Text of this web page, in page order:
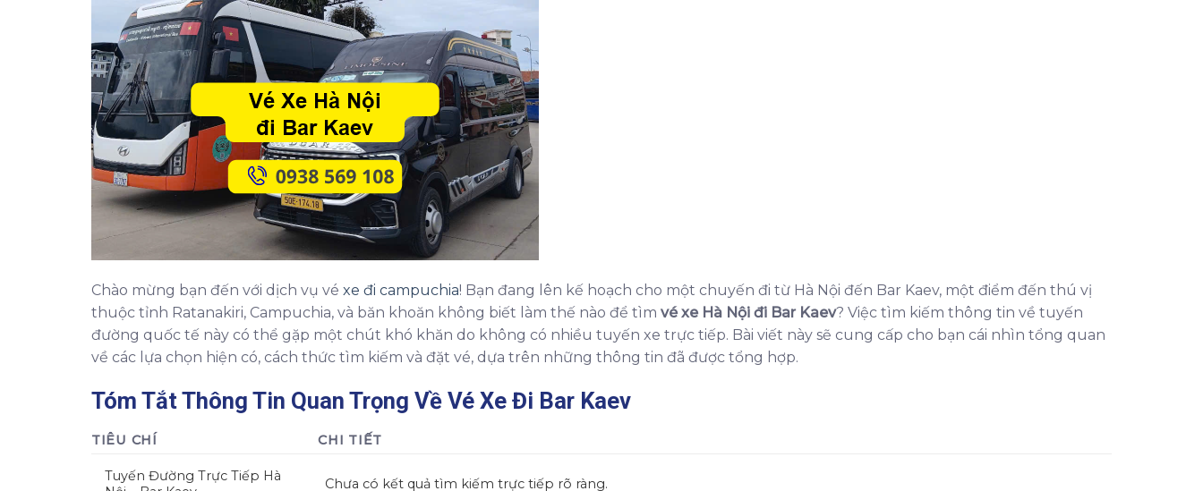
Chào mừng bạn đến với dịch vụ vé xe đi campuchia! Bạn đang lên kế hoạch cho một chuyến đi từ Hà Nội đến Bar Kaev, một điểm đến thú vị
thuộc tỉnh Ratanakiri, Campuchia, và băn khoăn không biết làm thế nào để tìm vé xe Hà Nội đi Bar Kaev? Việc tìm kiếm thông tin về tuyến
đường quốc tế này có thể gặp một chút khó khăn do không có nhiều tuyến xe trực tiếp. Bài viết này sẽ cung cấp cho bạn cái nhìn tổng quan
về các lựa chọn hiện có, cách thức tìm kiếm và đặt vé, dựa trên những thông tin đã được tổng hợp.
Tóm Tắt Thông Tin Quan Trọng Về Vé Xe Đi Bar Kaev
TIÊU CHÍ CHI TIẾT
Tuyến Đường Trực Tiếp Hà
Chưa có kết quả tìm kiếm trực tiếp rõ ràng.